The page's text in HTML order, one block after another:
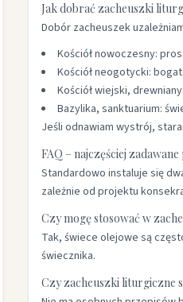
Jak dobrać zacheuszki
Dobór zacheuszek
Kościół nowoczesny:
Kościół neogotycki:
Kościół wiejski,
Bazylika, sanktuarium:
Jeśli odnawiam wystrój,
FAQ – najczęściej
Standardowo instaluje się
zależnie od projektu
Czy mogę stosować w
Tak, świece olejowe są
świecznika.
Czy zacheuszki liturgiczne